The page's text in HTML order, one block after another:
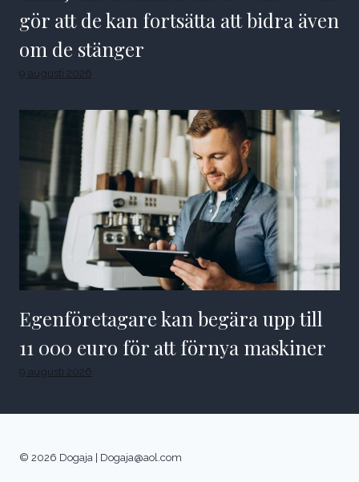
gör att de kan fortsätta att bidra även
om de stänger
9 augusti 2026
Egenföretagare kan begära upp till
11 000 euro för att förnya maskiner
9 augusti 2026
© 2026 Dogaja | Dogaja@aol.com